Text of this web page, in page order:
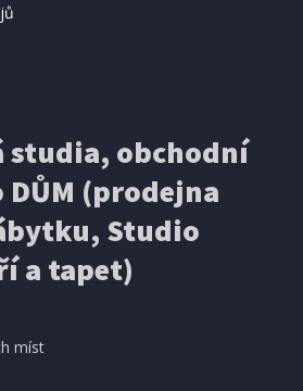
studia, obchodní
(prodejna
Studio
a tapet)
míst